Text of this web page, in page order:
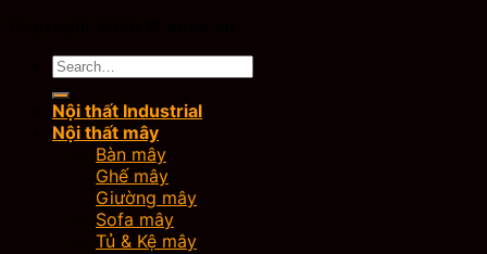
Search
Nội thất Industrial
Nội thất mây
Bàn mây
Ghế mây
Giường mây
Sofa mây
Tủ & Kệ mây